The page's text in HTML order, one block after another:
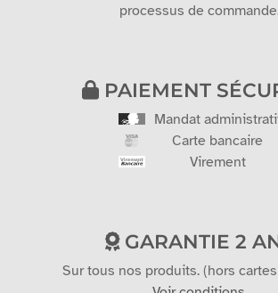
processus de
PAIEMENT
Mandat
Carte bancaire
Virement
GARANTIE 2
Sur tous nos produits. (hors